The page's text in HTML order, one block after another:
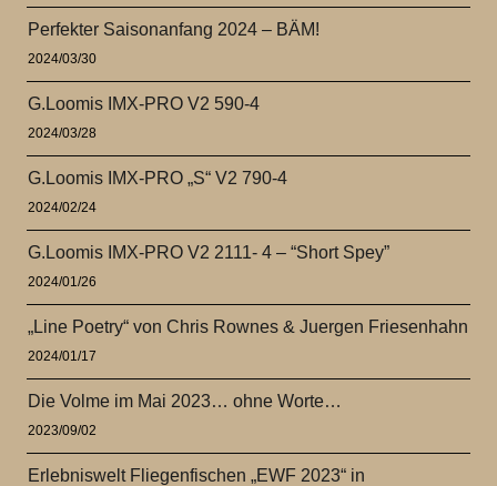
Perfekter Saisonanfang 2024 – BÄM!
2024/03/30
G.Loomis IMX-PRO V2 590-4
2024/03/28
G.Loomis IMX-PRO „S“ V2 790-4
2024/02/24
G.Loomis IMX-PRO V2 2111- 4 – “Short Spey”
2024/01/26
„Line Poetry“ von Chris Rownes & Juergen Friesenhahn
2024/01/17
Die Volme im Mai 2023… ohne Worte…
2023/09/02
Erlebniswelt Fliegenfischen „EWF 2023“ in